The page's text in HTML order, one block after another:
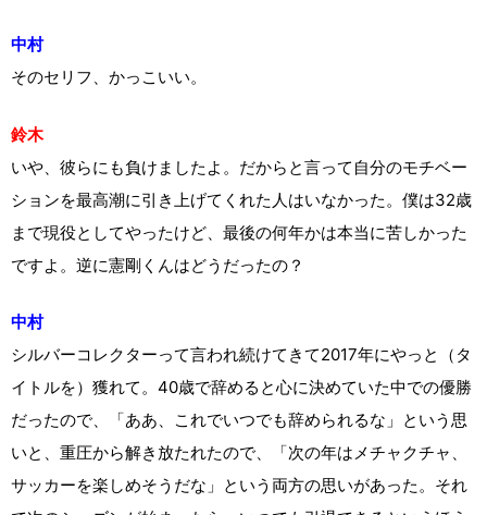
中村
そのセリフ、かっこいい。
鈴木
いや、彼らにも負けましたよ。だからと言って自分のモチベー
ションを最高潮に引き上げてくれた人はいなかった。僕は32歳
まで現役としてやったけど、最後の何年かは本当に苦しかった
ですよ。逆に憲剛くんはどうだったの？
中村
シルバーコレクターって言われ続けてきて2017年にやっと（タ
イトルを）獲れて。40歳で辞めると心に決めていた中での優勝
だったので、「ああ、これでいつでも辞められるな」という思
いと、重圧から解き放たれたので、「次の年はメチャクチャ、
サッカーを楽しめそうだな」という両方の思いがあった。それ